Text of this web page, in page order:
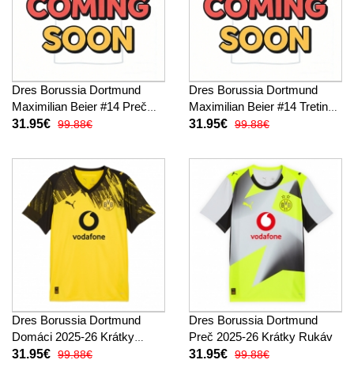
Dres Borussia Dortmund
Maximilian Beier #14 Preč
2026-27 Krátky Rukáv
31.95€ 99.88€
Dres Borussia Dortmund
Maximilian Beier #14 Tretina
2026-27 Krátky Rukáv
31.95€ 99.88€
Dres Borussia Dortmund
Domáci 2025-26 Krátky
Rukáv
31.95€ 99.88€
Dres Borussia Dortmund
Preč 2025-26 Krátky Rukáv
31.95€ 99.88€